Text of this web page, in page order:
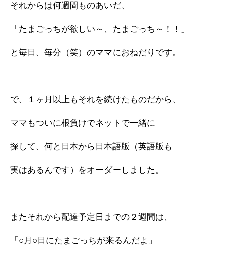
それからは何週間ものあいだ、
「たまごっちが欲しい～、たまごっち～！！」
と毎日、毎分（笑）のママにおねだりです。
で、１ヶ月以上もそれを続けたものだから、
ママもついに根負けでネットで一緒に
探して、何と日本から日本語版（英語版も
実はあるんです）をオーダーしました。
またそれから配達予定日までの２週間は、
「○月○日にたまごっちが来るんだよ」